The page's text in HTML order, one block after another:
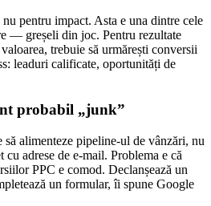
pentru impact. Asta e una dintre cele
— greșeli din joc. Pentru rezultate
trebuie să urmărești conversii
leaduri calificate, oportunități de
probabil „junk”
alimenteze pipeline-ul de vânzări, nu
cu adrese de e-mail. Problema e că
PPC e comod. Declanșează un
un formular, îi spune Google